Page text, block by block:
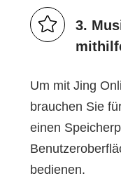
3.
Um mit Jing
brauchen Sie
einen
bedienen.